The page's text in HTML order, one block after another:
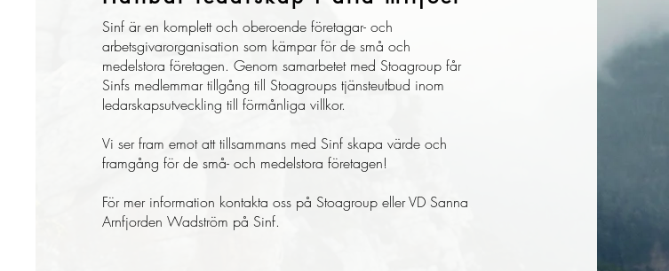
Sinf är en komplett och oberoende företagar- och
arbetsgivarorganisation som kämpar för de små och
medelstora företagen. Genom samarbetet med Stoagroup får
Sinfs medlemmar tillgång till Stoagroups tjänsteutbud inom
ledarskapsutveckling till förmånliga villkor.
Vi ser fram emot att tillsammans med Sinf skapa värde och
framgång för de små- och medelstora företagen!
För mer information kontakta oss på Stoagroup eller VD Sanna
Arnfjorden Wadström på Sinf.